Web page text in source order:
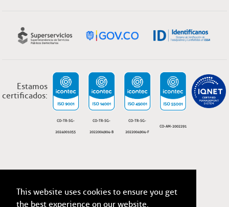
This website uses cookies to ensure you get
the best experience on our website.
Estamos
certificados:
CO-TR-SG-
2024001055
CO-TR-SG-
2022004904-B
CO-TR-SG-
2022004904-F
CO-AM-2002291
ESSA, Todos los derechos reservados 2026
Términos y condiciones legales.